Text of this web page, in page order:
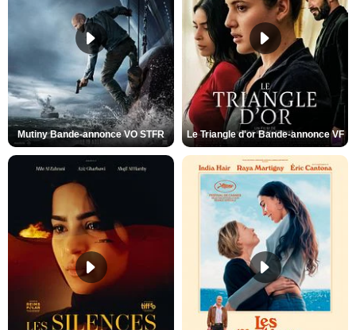
Mutiny Bande-annonce VO STFR Le Triangle d'or Bande-annonce VF